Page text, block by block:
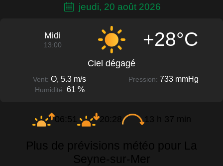
jeudi, 20 août 2026
Midi
13:00 +28°C
Ciel dégagé
Vent: O, 5.3 m/s Pression: 733 mmHg
Humidité: 61 %
06:51 20:28 13 h 37 min
Plus de prévisions météo pour La
Seyne-sur-Mer